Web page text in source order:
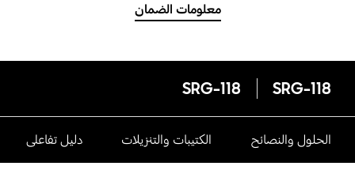
معلومات الضمان
SRG-118
SRG-118
الحلول والنصائح الكتيبات والتنزيلات دليل تفاعلى